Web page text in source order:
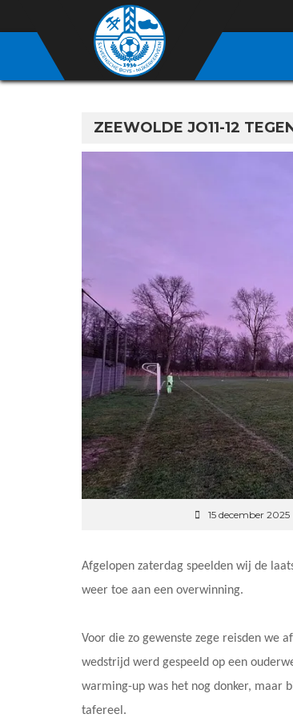
ZEEWOLDE JO11-12
15 december 2025
Afgelopen zaterdag speelden wij de
weer toe aan een overwinning.
Voor die zo gewenste zege reisden we
wedstrijd werd gespeeld op een
warming-up was het nog donker, maar
tafereel.